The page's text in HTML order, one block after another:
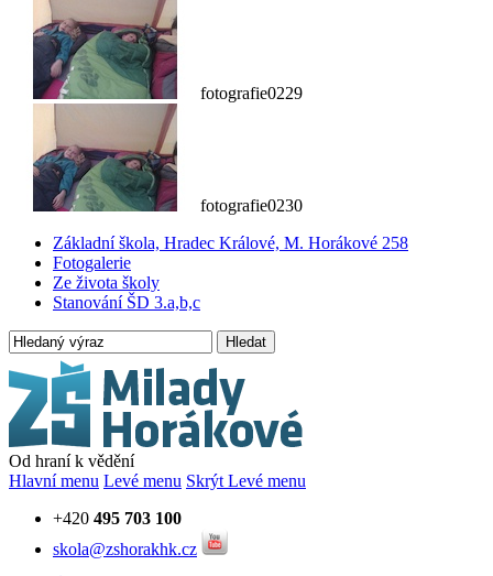
fotografie0229
fotografie0230
Základní škola, Hradec Králové, M. Horákové 258
Fotogalerie
Ze života školy
Stanování ŠD 3.a,b,c
Hledat
Od hraní k vědění
Hlavní menu Levé menu Skrýt Levé menu
+420 495 703 100
skola@zshorakhk.cz